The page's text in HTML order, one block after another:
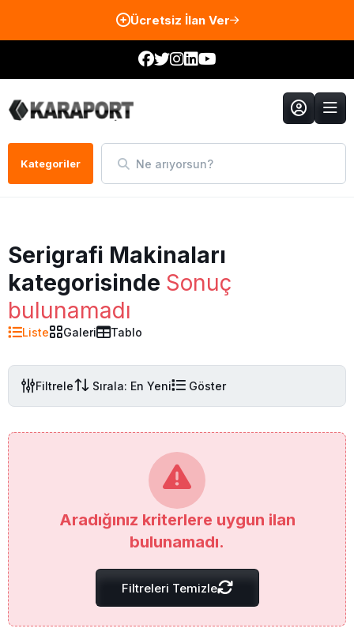
Ücretsiz İlan Ver
Kategoriler Ne arıyorsun?
Serigrafi Makinaları
kategorisinde Sonuç
bulunamadı
Liste Galeri Tablo
Filtrele Sırala: En Yeni Göster
Aradığınız kriterlere uygun ilan
bulunamadı.
Filtreleri Temizle